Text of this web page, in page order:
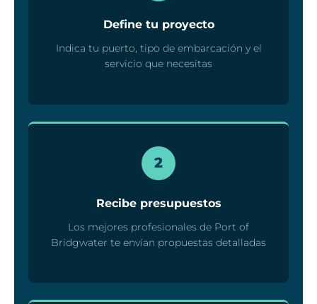
Define tu proyecto
Indica tu puerto, tipo de embarcación y el
servicio que necesitas
2
Recibe presupuestos
Los mejores profesionales de Port of
Bridgwater te envían propuestas detalladas